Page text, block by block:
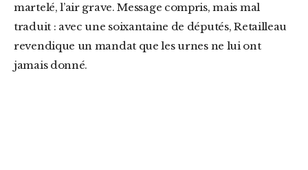
martelé, l’air grave. Message compris, mais mal
traduit : avec une soixantaine de députés, Retailleau
revendique un mandat que les urnes ne lui ont
jamais donné.